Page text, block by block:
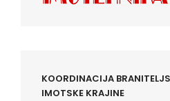
KOORDINACIJA
IMOTSKE KRAJINE